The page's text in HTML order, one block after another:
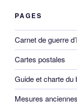
PAGES
Carnet de guerre
Cartes postales
Guide et charte du
Mesures anciennes